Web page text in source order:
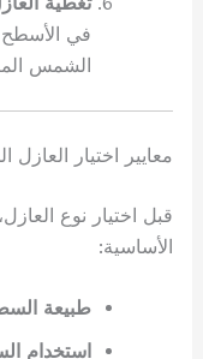
في الأسطح
الشمس
معايير اختيار العازل
قبل اختيار نوع
الأساسية:
طبيعة
استخدام